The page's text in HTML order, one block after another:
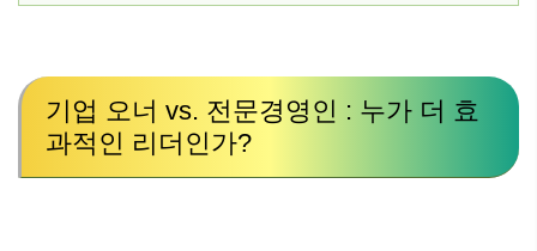
기업 오너 vs. 전문경영인 : 누가 더 효
과적인 리더인가?